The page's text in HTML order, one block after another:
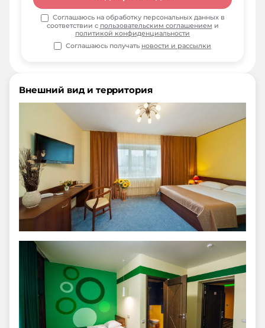
Внешний вид и территория
Соглашаюсь на обработку персональных данных в
соответствии с пользовательским соглашением и
политикой конфиденциальности
Соглашаюсь получать новости и рассылки